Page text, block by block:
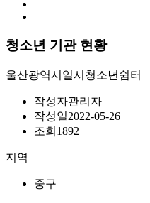
청소년 기관 현황
울산광역시일시청소년쉼터
작성자관리자
작성일2022-05-26
조회 1892
지역
중구